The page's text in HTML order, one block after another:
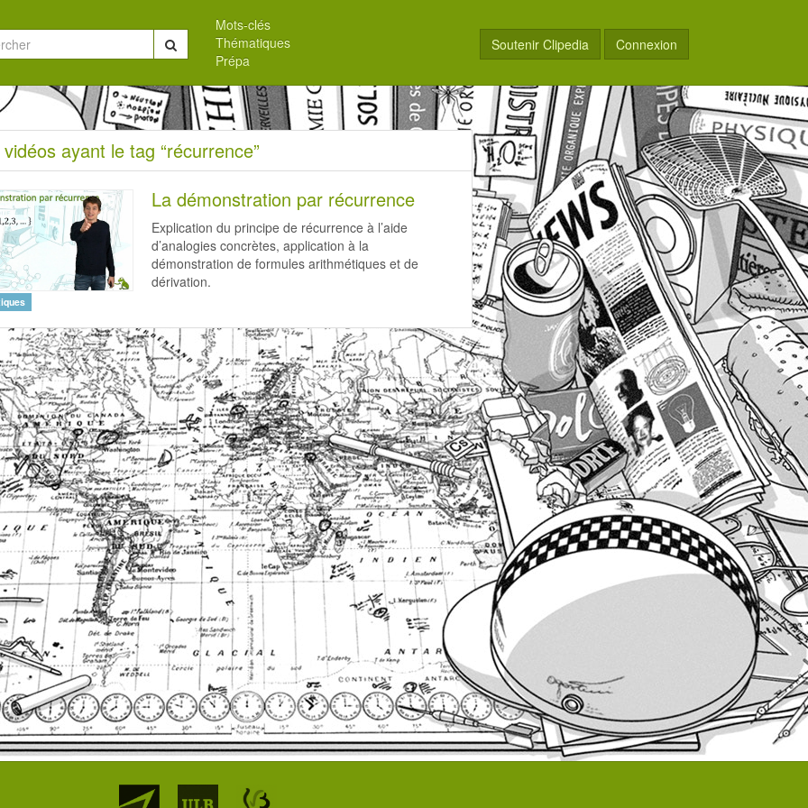
Chercher
Mots-clés
Thématiques
Prépa
Soutenir Clipedia Connexion
vidéos ayant le tag “récurrence”
La démonstration par récurrence
Explication du principe de récurrence à l’aide
d’analogies concrètes, application à la
démonstration de formules arithmétiques et de
dérivation.
Partenaires